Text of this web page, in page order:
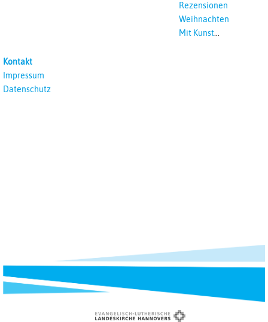
Rezensionen
Weihnachten
Mit Kunst
Kontakt
Impressum
Datenschutz